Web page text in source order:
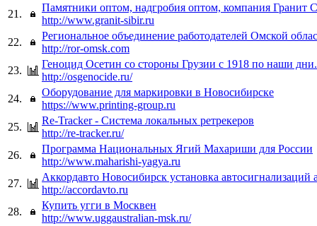
21.
Памятники оптом, надгробия оптом, компания Гранит
http://www.granit-sibir.ru
22.
Региональное объединение работодателей Омской
http://ror-omsk.com
23.
Геноцид Осетин со стороны Грузии с 1918 по наши дни.
http://osgenocide.ru/
24.
Оборудование для маркировки в Новосибирске
https://www.printing-group.ru
25.
Re-Tracker - Система локальных ретрекеров
http://re-tracker.ru/
26.
Программа Национальных Ягий Махариши для России
http://www.maharishi-yagya.ru
27.
Аккордавто Новосибирск установка автосигнализаций
http://accordavto.ru
28.
Купить угги в Москвен
http://www.uggaustralian-msk.ru/